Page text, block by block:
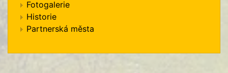
Fotogalerie
Historie
Partnerská města